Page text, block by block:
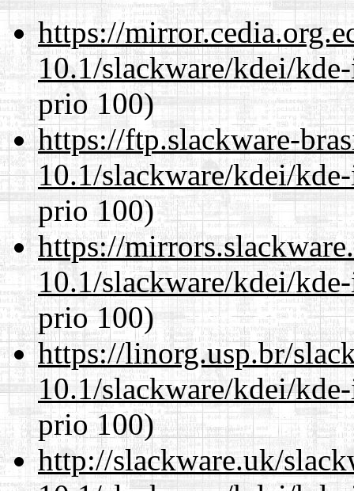
https://
10.1/slackware/kdei/
prio 100)
https://ftp.slackware-
10.1/slackware/kdei/
prio 100)
https://
10.1/slackware/kdei/
prio 100)
https://linorg.usp.br/
10.1/slackware/kdei/
prio 100)
http://slackware.uk/